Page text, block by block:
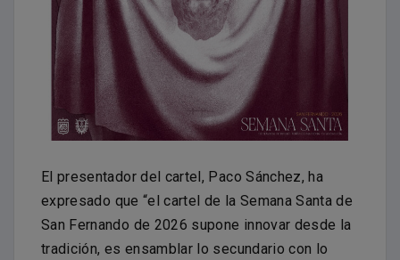
El presentador del cartel, Paco Sánchez, ha
expresado que “el cartel de la Semana Santa de
San Fernando de 2026 supone innovar desde la
tradición, es ensamblar lo secundario con lo